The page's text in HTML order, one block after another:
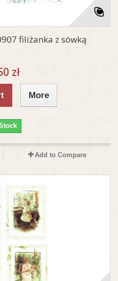
filiżanka z sówką
zł
More
Add to Compare